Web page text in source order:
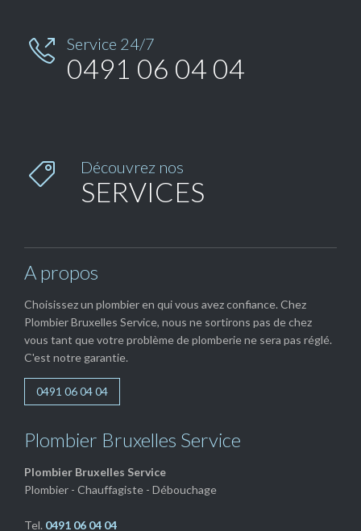
 Service 24/7
0491 06 04 04
 Découvrez nos
SERVICES
A propos
Choisissez un plombier en qui vous avez confiance. Chez
Plombier Bruxelles Service, nous ne sortirons pas de chez
vous tant que votre problème de plomberie ne sera pas réglé.
C'est notre garantie.
0491 06 04 04
Plombier Bruxelles Service
Plombier Bruxelles Service
Plombier - Chauffagiste - Débouchage
Tel. 0491 06 04 04